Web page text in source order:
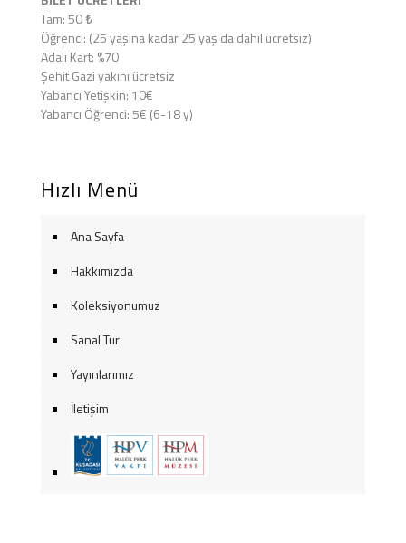
Tam: 50 ₺
Öğrenci: (25 yaşına kadar 25 yaş da dahil ücretsiz)
Adalı Kart: %70
Şehit Gazi yakını ücretsiz
Yabancı Yetişkin: 10€
Yabancı Öğrenci: 5€ (6-18 y)
Hızlı Menü
Ana Sayfa
Hakkımızda
Koleksiyonumuz
Sanal Tur
Yayınlarımız
İletişim